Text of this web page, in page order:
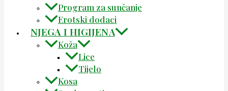
Program za sunčanje
Erotski dodaci
NJEGA I HIGIJENA
Koža
Lice
Tijelo
Kosa